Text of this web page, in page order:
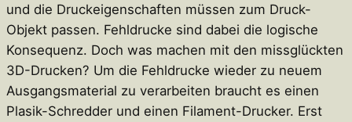
und die Druckeigenschaften müssen zum Druck-
Objekt passen. Fehldrucke sind dabei die logische
Konsequenz. Doch was machen mit den missglückten
3D-Drucken? Um die Fehldrucke wieder zu neuem
Ausgangsmaterial zu verarbeiten braucht es einen
Plasik-Schredder und einen Filament-Drucker. Erst